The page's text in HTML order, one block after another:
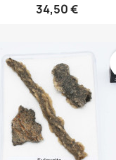
34,50 €